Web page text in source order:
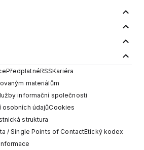
PředplatnéRSSKariéra
materiálům
informační společnosti
osobních údajůCookies
struktura
/ Single Points of ContactEtický kodex